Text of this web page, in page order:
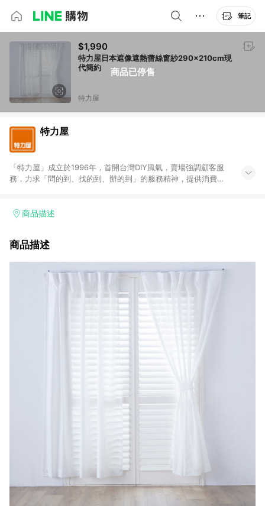
筆記
商品已停售
$1,990
特力屋日本遮像遮熱蕾絲窗紗290x210cm現
代簡約
特力屋
特力屋
「特力屋」成立於1996年，首開台灣DIY風氣，賣場強調顧客服
務，力求「問的到、找的到、辦的到」的服務精神，提供消費者
客找到居家修繕、佈置或裝潢時所需；另外，在各家分店內規劃
等各方面進行整合，提升服務質感，期望每一位來店顧客，能輕
結帳流程(Easy to buy)、每次到「特力屋」購物都能得到新的啟
發與靈感(Exciting experience)，同時持續提供消費者居家修繕
最佳解決方案，以創造優質居家環境為首要目標，成為消費者打
商品描述
商品描述